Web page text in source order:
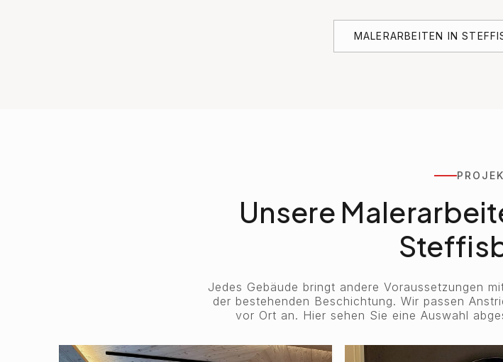
MALERARBEITEN IN
Unsere
Jedes Gebäude bringt andere Voraussetzungen
der bestehenden Beschichtung. Wir passen
vor Ort an. Hier sehen Sie eine Auswahl